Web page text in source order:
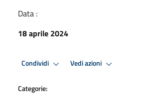
Data :
18 aprile 2024
Condividi Vedi azioni
Categorie: